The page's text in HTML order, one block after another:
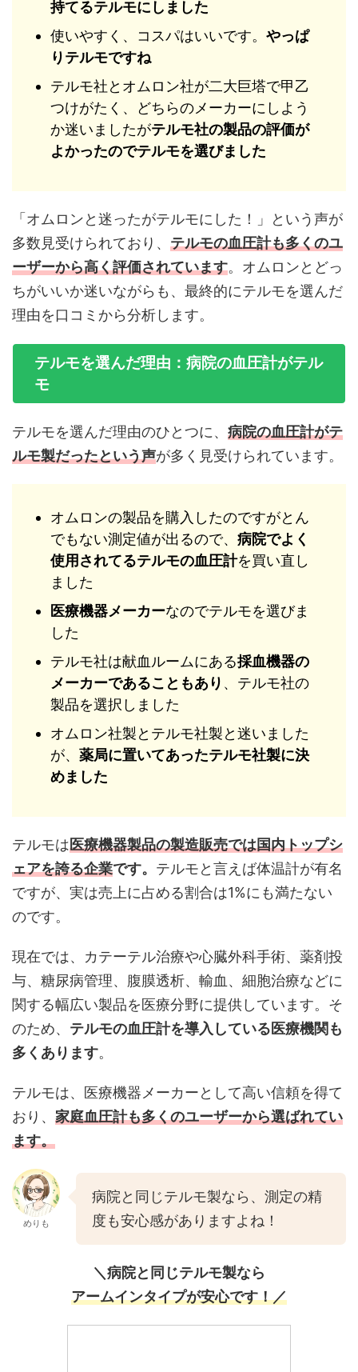
持てるテルモにしました
使いやすく、コスパはいいです。 やっぱ
りテルモですね
テルモ社とオムロン社が二大巨塔で甲乙
つけがたく、どちらのメーカーにしよう
か迷いましたがテルモ社の製品の評価が
よかったのでテルモを選びました
「オムロンと迷ったがテルモにした！」という声が
多数見受けられており、 テルモの血圧計も多くのユ
ーザーから高く評価されています。オムロンとどっ
ちがいいか迷いながらも、最終的にテルモを選んだ
理由を口コミから分析します。
テルモを選んだ理由：病院の血圧計がテル
モ
テルモを選んだ理由のひとつに、 病院の血圧計がテ
ルモ製だったという声が多く見受けられています。
オムロンの製品を購入したのですがとん
でもない測定値が出るので、 病院でよく
使用されてるテルモの血圧計を買い直し
ました
医療機器メーカーなのでテルモを選びま
した
テルモ社は献血ルームにある採血機器の
メーカーであることもあり 、テルモ社の
製品を選択しました
オムロン社製とテルモ社製と迷いました
が、 薬局に置いてあったテルモ社製に決
めました
テルモは医療機器製品の製造販売では国内トップシ
ェアを誇る企業です。 テルモと言えば体温計が有名
ですが、実は売上に占める割合は1%にも満たない
のです。
現在では、カテーテル治療や心臓外科手術、薬剤投
与、糖尿病管理、腹膜透析、輸血、細胞治療などに
関する幅広い製品を医療分野に提供しています。そ
のため、 テルモの血圧計を導入している医療機関も
多くあります。
テルモは、医療機器メーカーとして高い信頼を得て
おり、 家庭血圧計も多くのユーザーから選ばれてい
ます。
めりも
病院と同じテルモ製なら、測定の精
度も安心感がありますよね！
＼病院と同じテルモ製なら
アームインタイプが安心です！／